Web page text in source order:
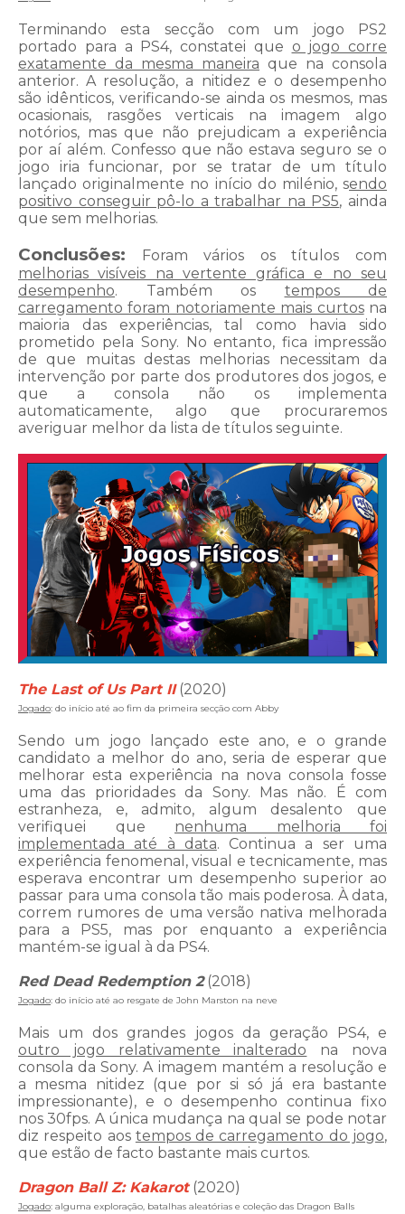
Terminando esta secção com um jogo PS2
portado para a PS4, constatei que o jogo corre
exatamente da mesma maneira que na consola
anterior. A resolução, a nitidez e o desempenho
são idênticos, verificando-se ainda os mesmos, mas
ocasionais, rasgões verticais na imagem algo
notórios, mas que não prejudicam a experiência
por aí além. Confesso que não estava seguro se o
jogo iria funcionar, por se tratar de um título
lançado originalmente no início do milénio, sendo
positivo conseguir pô-lo a trabalhar na PS5, ainda
que sem melhorias.
Conclusões: Foram vários os títulos com
melhorias visíveis na vertente gráfica e no seu
desempenho. Também os tempos de
carregamento foram notoriamente mais curtosna
maioria das experiências, tal como havia sido
prometido pela Sony. No entanto, fica impressão
de que muitas destas melhorias necessitam da
intervenção por parte dos produtores dos jogos, e
que a consola não os implementa
automaticamente, algo que procuraremos
averiguar melhor da lista de títulos seguinte.
The Last of Us Part II(2020)
Jogado: do início até ao fim da primeira secção com Abby
Sendo um jogo lançado este ano, e o grande
candidato a melhor do ano, seria de esperar que
melhorar esta experiência na nova consola fosse
uma das prioridades da Sony. Mas não. É com
estranheza, e, admito, algum desalento que
verifiquei que nenhuma melhoria foi
implementada até à data. Continua a ser uma
experiência fenomenal, visual e tecnicamente, mas
esperava encontrar um desempenho superior ao
passar para uma consola tão mais poderosa. À data,
correm rumores de uma versão nativa melhorada
para a PS5, mas por enquanto a experiência
mantém-se igual à da PS4.
Red Dead Redemption 2(2018)
Jogado: do início até ao resgate de John Marston na neve
Mais um dos grandes jogos da geração PS4, e
outro jogo relativamente inalterado na nova
consola da Sony. A imagem mantém a resolução e
a mesma nitidez (que por si só já era bastante
impressionante), e o desempenho continua fixo
nos 30fps. A única mudança na qual se pode notar
diz respeito aos tempos de carregamento do jogo,
que estão de facto bastante mais curtos.
Dragon Ball Z: Kakarot(2020)
Jogado: alguma exploração, batalhas aleatórias e coleção das Dragon Balls